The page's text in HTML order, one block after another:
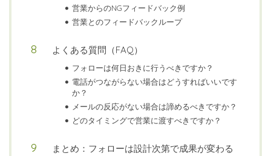
営業からのNGフィードバック例
営業とのフィードバックループ
よくある質問（FAQ）
フォローは何日おきに行うべきですか？
電話がつながらない場合はどうすればいいです
か？
メールの反応がない場合は諦めるべきですか？
どのタイミングで営業に渡すべきですか？
まとめ：フォローは設計次第で成果が変わる